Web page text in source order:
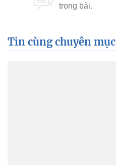
Tin cùng chuyên mục